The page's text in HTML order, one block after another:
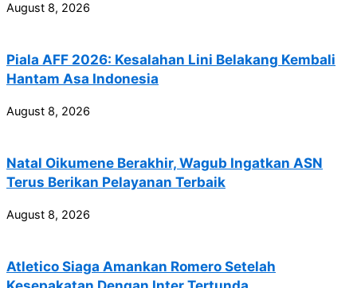
August 8, 2026
Piala AFF 2026: Kesalahan Lini Belakang Kembali
Hantam Asa Indonesia
August 8, 2026
Natal Oikumene Berakhir, Wagub Ingatkan ASN
Terus Berikan Pelayanan Terbaik
August 8, 2026
Atletico Siaga Amankan Romero Setelah